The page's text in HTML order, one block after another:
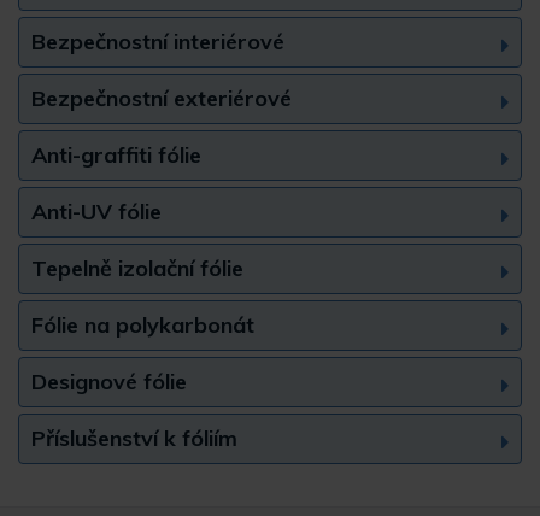
Bezpečnostní interiérové
Bezpečnostní exteriérové
Anti-graffiti fólie
Anti-UV fólie
Tepelně izolační fólie
Fólie na polykarbonát
Designové fólie
Příslušenství k fóliím